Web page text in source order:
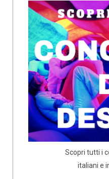
Scopri tutti i
italiani e